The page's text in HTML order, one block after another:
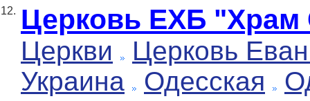
12. Церковь ЕХБ "Храм
Церкви
Церковь
Украина
Одесская